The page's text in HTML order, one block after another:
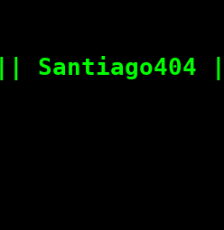
Santiago404